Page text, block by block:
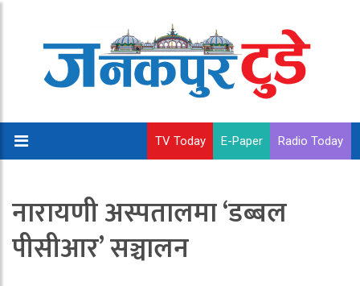
TV Today E-Paper Radio Today
नारायणी अस्पतालमा ‘डब्बल
पीसीआर’ सञ्चालन